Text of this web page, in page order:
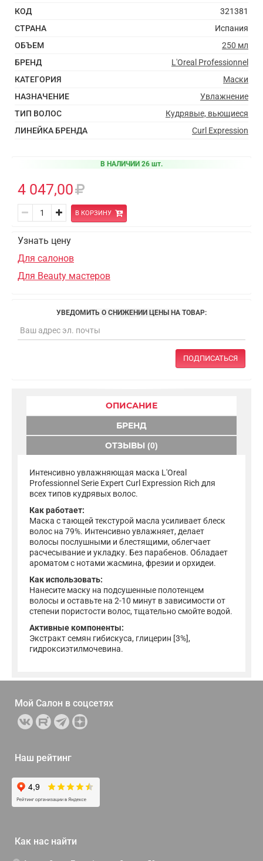
КОД
321381
СТРАНА
Испания
ОБЪЕМ
250 мл
БРЕНД
L'Oreal Professionnel
КАТЕГОРИЯ
Маски
НАЗНАЧЕНИЕ
Увлажнение
ТИП ВОЛОС
Кудрявые, вьющиеся
ЛИНЕЙКА БРЕНДА
Curl Expression
В НАЛИЧИИ 26 шт.
4 047,00
В КОРЗИНУ
Узнать цену
Для салонов
Для Beauty мастеров
УВЕДОМИТЬ О СНИЖЕНИИ ЦЕНЫ НА ТОВАР:
ПОДПИСАТЬСЯ
ОПИСАНИЕ
БРЕНД
ОТЗЫВЫ (0)
Интенсивно увлажняющая маска L'Oreal
Professionnel Serie Expert Curl Expression Rich для
всех типов кудрявых волос.
Как работает:
Маска с тающей текстурой масла усиливает блеск
волос на 79%. Интенсивно увлажняет, делает
волосы послушными и блестящими, облегчает
расчесывание и укладку. Без парабенов. Обладает
ароматом с нотами жасмина, фрезии и орхидеи.
Как использовать:
Нанесите маску на подсушенные полотенцем
волосы и оставьте на 2-10 минут в зависимости от
степени пористости волос, тщательно смойте водой.
Активные компоненты:
Экстракт семян гибискуса, глицерин [3%],
гидроксиэтилмочевина.
Мой Салон в соцсетях
Наш рейтинг
Как нас найти